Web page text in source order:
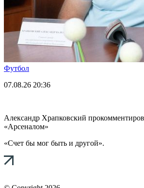
Футбол
07.08.26 20:36
Александр Храпковский
«Арсеналом»
«Счет бы мог быть и другой».